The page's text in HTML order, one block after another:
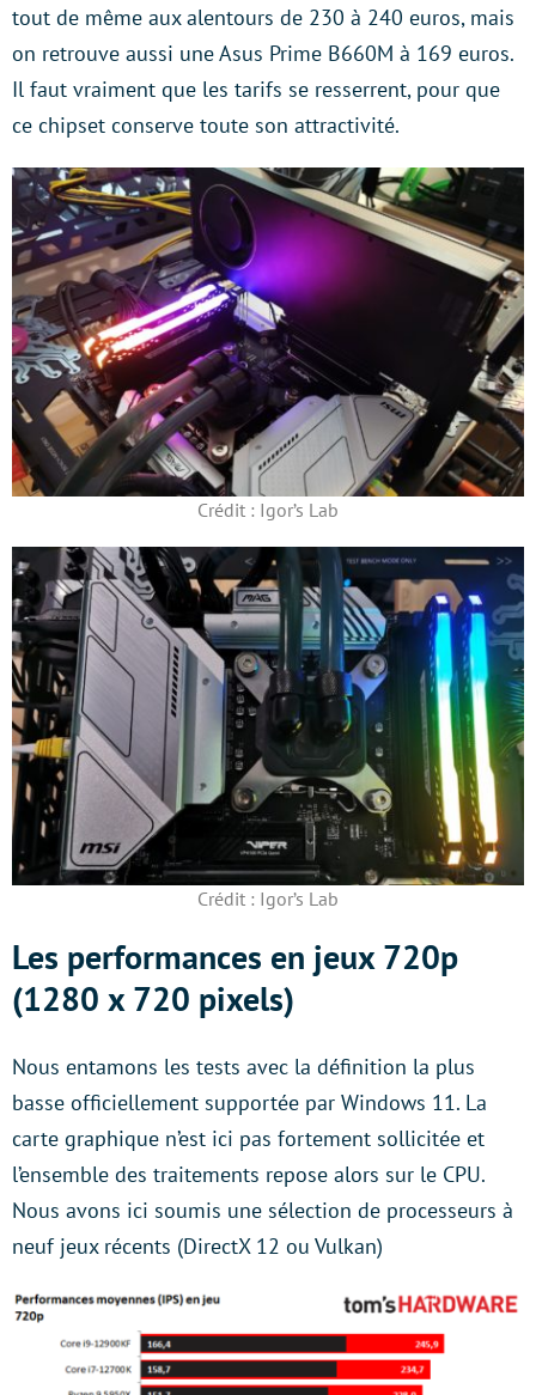
tout de même aux alentours de 230 à 240 euros, mais
on retrouve aussi une Asus Prime B660M à 169 euros.
Il faut vraiment que les tarifs se resserrent, pour que
ce chipset conserve toute son attractivité.
Crédit : Igor’s Lab
Crédit : Igor’s Lab
Les performances en jeux 720p
(1280 x 720 pixels)
Nous entamons les tests avec la définition la plus
basse officiellement supportée par Windows 11. La
carte graphique n’est ici pas fortement sollicitée et
l’ensemble des traitements repose alors sur le CPU.
Nous avons ici soumis une sélection de processeurs à
neuf jeux récents (DirectX 12 ou Vulkan)